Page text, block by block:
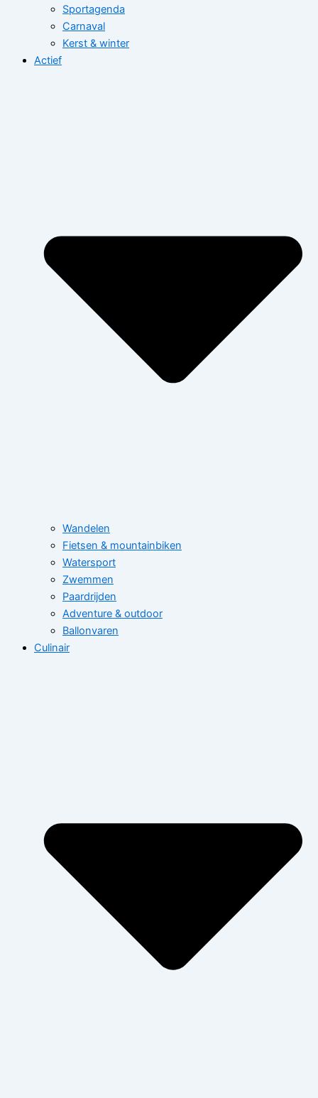
Sportagenda
Carnaval
Kerst & winter
Actief
Wandelen
Fietsen & mountainbiken
Watersport
Zwemmen
Paardrijden
Adventure & outdoor
Ballonvaren
Culinair